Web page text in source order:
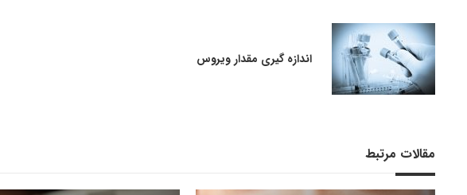
اندازه گیری مقدار ویروس
مقالات مرتبط